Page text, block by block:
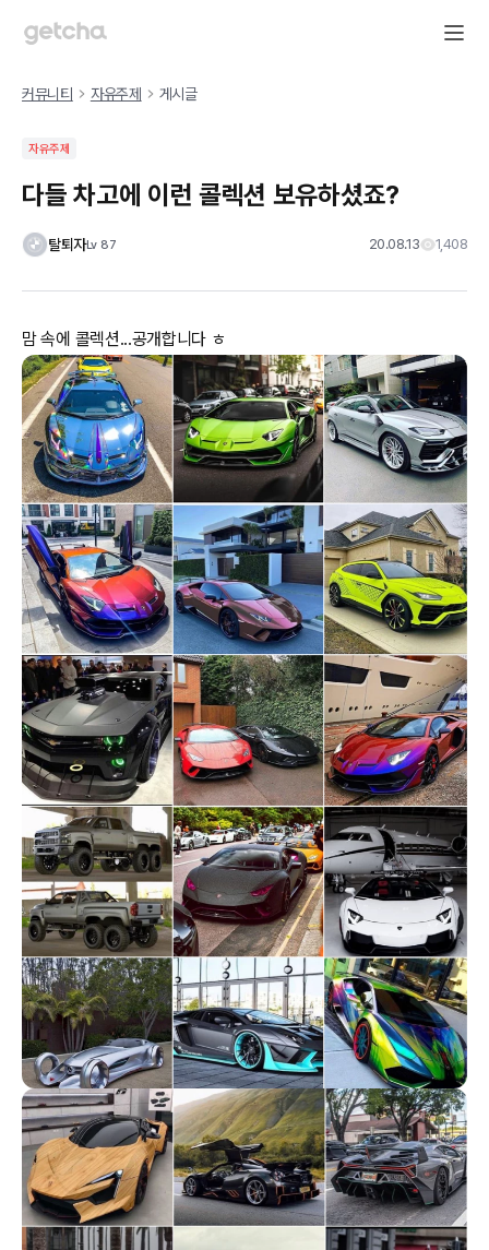
커뮤니티 자유주제 게시글
자유주제
다들 차고에 이런 콜렉션 보유하셨죠?
탈퇴자Lv 87 20.08.13 1,408
맘 속에 콜렉션...공개합니다 ㅎ